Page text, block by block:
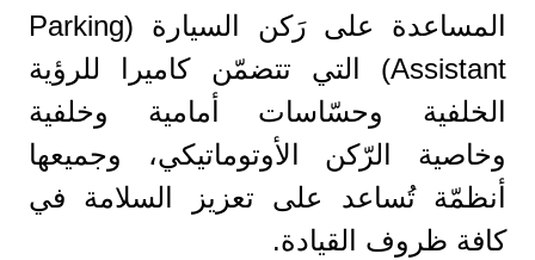
المساعدة على رَكن السيارة (Parking
Assistant) التي تتضمّن كاميرا للرؤية
الخلفية وحسّاسات أمامية وخلفية
وخاصية الرّكن الأوتوماتيكي، وجميعها
أنظمّة تُساعد على تعزيز السلامة في
كافة ظروف القيادة.